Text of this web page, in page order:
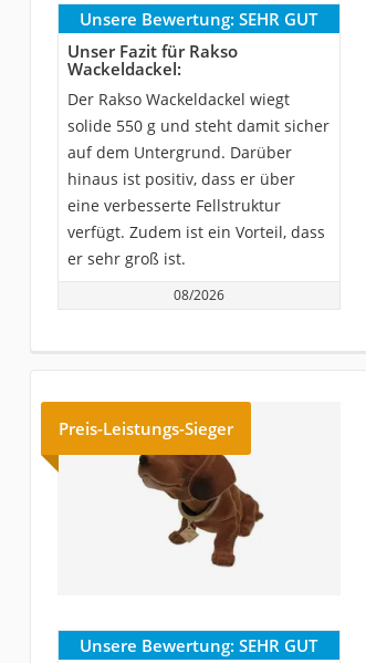
Unsere Bewertung: SEHR GUT
Unser Fazit für Rakso
Wackeldackel:
Der Rakso Wackeldackel wiegt
solide 550 g und steht damit sicher
auf dem Untergrund. Darüber
hinaus ist positiv, dass er über
eine verbesserte Fellstruktur
verfügt. Zudem ist ein Vorteil, dass
er sehr groß ist.
08/2026
Preis-Leistungs-Sieger
Unsere Bewertung: SEHR GUT